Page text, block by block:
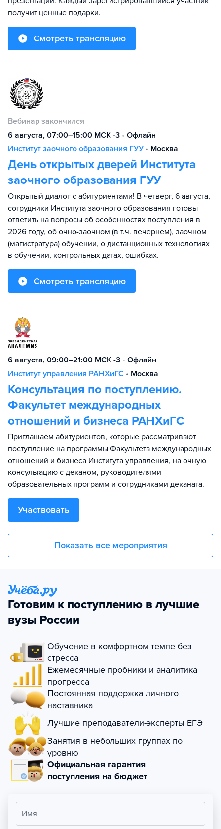
получит ценные подарки.
Смотреть трансляцию
Вебинар закончился
6 августа, 07:00–15:00 МСК -3 • Офлайн
Институт заочного образования ГУУ • Москва
День открытых дверей Института
заочного образования ГУУ
Открытый диалог с абитуриентами! В четверг, 6 августа,
сотрудники Института заочного образования готовы
ответить на вопросы об особенностях поступления в
2026 году, об очно-заочном (в т.ч. вечернем), заочном
(магистратура) обучении, о дистанционных технологиях
в обучении, контрольных датах, ошибках.
Смотреть трансляцию
6 августа, 09:00–21:00 МСК -3 • Офлайн
Институт управления РАНХиГС • Москва
Консультация по поступлению.
Факультет международных
отношений и бизнеса РАНХиГС
Приглашаем абитуриентов, которые рассматривают
поступление на программы Факультета международных
отношений и бизнеса Института управления, на очную
консультацию с деканом, руководителями
образовательных программ и сотрудниками деканата.
Участвовать
Показать все мероприятия
Готовим к поступлению в лучшие
вузы России
Обучение в комфортном темпе без
стресса
Ежемесячные пробники и аналитика
прогресса
Постоянная поддержка личного
наставника
Лучшие преподаватели-эксперты ЕГЭ
Занятия в небольших группах по
уровню
Официальная гарантия
поступления на бюджет
Имя